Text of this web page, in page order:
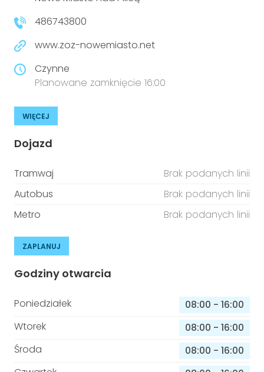
Prawo
Prawa osób z niepełnosprawnościami
486743800
www.zoz-nowemiasto.net
Czynne
Planowane zamknięcie 16:00
WIĘCEJ
Dojazd
Tramwaj
Brak podanych linii
Autobus
Brak podanych linii
Metro
Brak podanych linii
ZAPLANUJ
Godziny otwarcia
Poniedziałek 08:00 - 16:00
Wtorek
08:00 - 16:00
Środa
08:00 - 16:00